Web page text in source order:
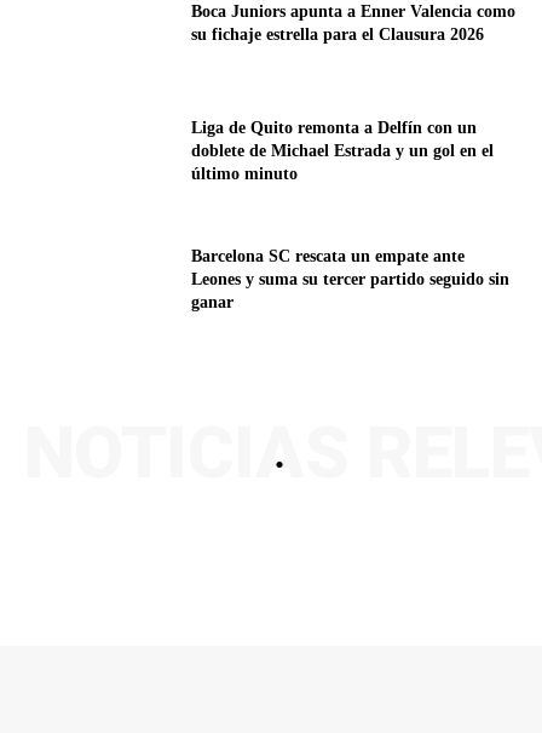
Boca Juniors apunta a Enner Valencia como
su fichaje estrella para el Clausura 2026
Liga de Quito remonta a Delfín con un
doblete de Michael Estrada y un gol en el
último minuto
Barcelona SC rescata un empate ante
Leones y suma su tercer partido seguido sin
ganar
.
NOTICIAS